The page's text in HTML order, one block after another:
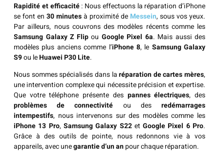
Rapidité et efficacité: Nous effectuons la réparation d’iPhone
se font en 30 minutesà proximité de Messein, sous vos yeux.
Par ailleurs, nous couvrons des modèles récents comme les
Samsung Galaxy Z Flipou Google Pixel 6a. Mais aussi des
modèles plus anciens comme l’iPhone 8, le Samsung Galaxy
S9ou leHuawei P30 Lite.
Nous sommes spécialisés dans laréparation de cartes mères,
une intervention complexe qui nécessite précision et expertise.
Que votre téléphone présente des pannes électriques, des
problèmes de connectivité ou desredémarrages
intempestifs, nous intervenons sur des modèles comme les
iPhone 13 Pro, Samsung Galaxy S22etGoogle Pixel 6 Pro.
Grâce à des outils de pointe, nous redonnons vie à vos
appareils, avec unegarantie d’un anpour chaque réparation.